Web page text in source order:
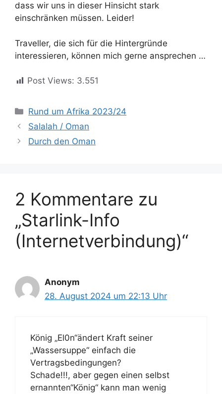
dass wir uns in dieser Hinsicht stark
einschränken müssen. Leider!
Traveller, die sich für die Hintergründe
interessieren, können mich gerne ansprechen …
Post Views: 3.551
Kategorien
Rund um Afrika 2023/24
Salalah / Oman
Durch den Oman
2 Kommentare zu
„Starlink-Info
(Internetverbindung)“
Anonym
28. August 2024 um 22:13 Uhr
König „El0n“ändert Kraft seiner
„Wassersuppe“ einfach die
Vertragsbedingungen?
Schade!!!, aber gegen einen selbst
ernannten“König“ kann man wenig